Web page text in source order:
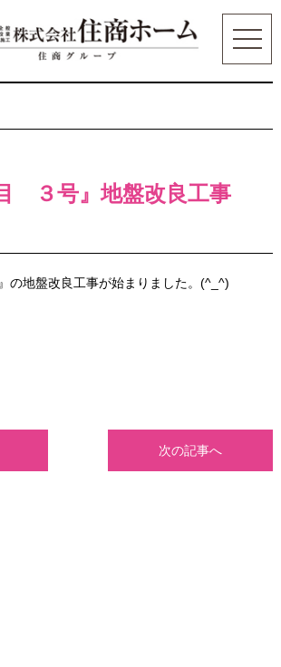
３号』地盤改良工事
の地盤改良工事が始まりました。(^_^)
次の記事へ